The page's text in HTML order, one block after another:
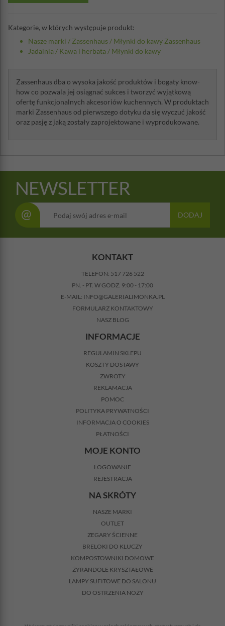
Kategorie, w których występuje produkt:
Nasze marki / Zassenhaus / Młynki do kawy Zassenhaus
Jadalnia / Kawa i herbata / Młynki do kawy
Zassenhaus dba o wysoka jakość produktów i bogaty know-
how co pozwala jej osiągnać sukces i tworzyć wyjątkową
ofertę funkcjonalnych akcesoriów kuchennych. W produktach
marki Zassenhaus od pierwszego dotyku da się wyczuć jakość
oraz pasję z jaką zostały zaprojektowane i wyprodukowane.
NEWSLETTER
@ DODAJ
KONTAKT
TELEFON: 517 726 522
PN. - PT. W GODZ. 9:00 - 17:00
E-MAIL: INFO@GALERIALIMONKA.PL
FORMULARZ KONTAKTOWY
NASZ BLOG
INFORMACJE
REGULAMIN SKLEPU
KOSZTY DOSTAWY
ZWROTY
REKLAMACJA
POMOC
POLITYKA PRYWATNOŚCI
INFORMACJA O COOKIES
PŁATNOŚCI
MOJE KONTO
LOGOWANIE
REJESTRACJA
NA SKRÓTY
NASZE MARKI
OUTLET
ZEGARY ŚCIENNE
BRELOKI DO KLUCZY
KOMPOSTOWNIKI DOMOWE
ŻYRANDOLE KRYSZTAŁOWE
LAMPY SUFITOWE DO SALONU
DO OSTRZENIA NOŻY